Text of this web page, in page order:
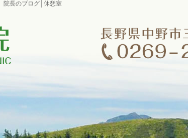
院長のブログ│休憩室